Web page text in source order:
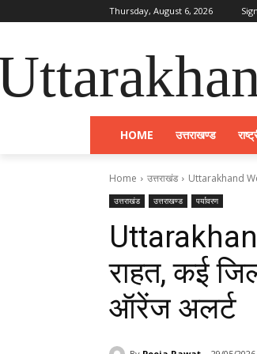
Thursday, August 6, 2026
HOME उत्तराखण्ड
Home उत्तराखंड Uttarakhand
उत्तराखंड उत्तराखण्ड पर्यावरण
राहत, कई
ऑरेंज अलर्ट